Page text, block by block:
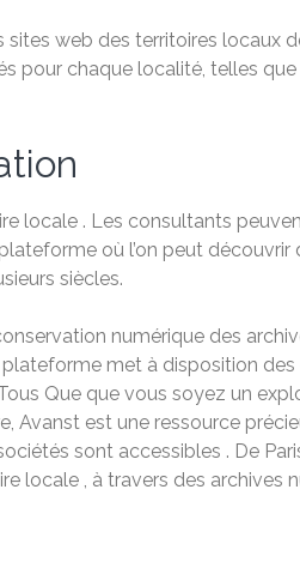
web des territoires locaux
pour chaque localité, telles
locale . Les consultants
où l’on peut
siècles.
numérique des
met à disposition
Que que vous soyez un
Avanst est une ressource
sont accessibles . De
locale , à travers des archives